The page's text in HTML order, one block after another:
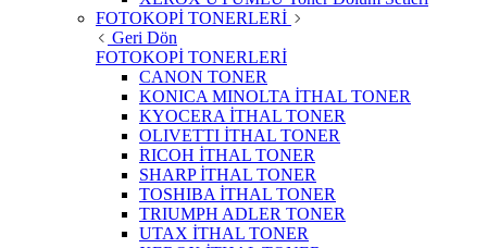
FOTOKOPİ TONERLERİ
Geri Dön
FOTOKOPİ TONERLERİ
CANON TONER
KONICA MINOLTA İTHAL TONER
KYOCERA İTHAL TONER
OLIVETTI İTHAL TONER
RICOH İTHAL TONER
SHARP İTHAL TONER
TOSHIBA İTHAL TONER
TRIUMPH ADLER TONER
UTAX İTHAL TONER